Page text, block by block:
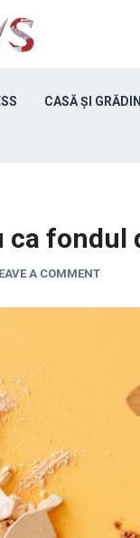
CASĂ ȘI
fondul
A COMMENT